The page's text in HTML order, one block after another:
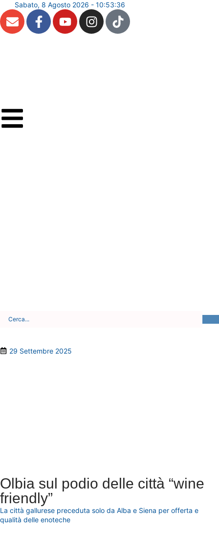
Sabato, 8 Agosto 2026 - 10:53:37
29 Settembre 2025
Olbia sul podio delle città “wine
friendly”
La città gallurese preceduta solo da Alba e Siena per offerta e
qualità delle enoteche